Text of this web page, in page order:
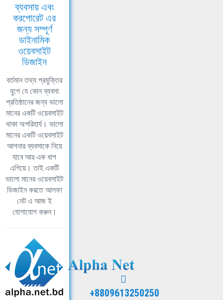
ব্যবসায় এবং
করপোরেট এর
জন্য সম্পূর্ণ
ডাইনামিক
ওয়েবসাইট
ডিজাইন
বর্তমান তথ্য প্রযুক্তির
যুগে যে কোন ব্যবসা
প্রতিষ্ঠানের জন্য ভালো
মানের একটি ওয়েবসাইট
থাকা অপরিহার্য। ভালো
মানের একটি ওয়েবসাইট
আপনার ব্যবসাকে নিয়ে
যাবে আর এক ধাপ
এগিয়ে। তাই একটি
ভালো মানের ওয়েবসাইট
ডিজাইন করতে আলফা
নেট এ আজ ই
যোগাযোগ করুন।
+8809613250250